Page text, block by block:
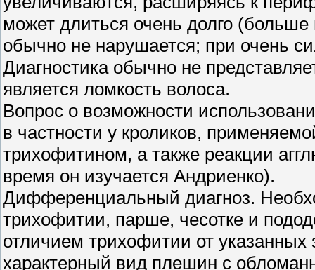
может длиться очень долго
обычно не нарушается; при очень
Диагностика обычно не
является ломкость волоса.
Вопрос о возможности
в частности у кроликов,
трихофитином, а также реакции
время он изучается Андриенко).
Дифференциальный диагноз.
трихофитии, парше, чесотке и
отличием трихофитии от указанных
характерный вид плешин с